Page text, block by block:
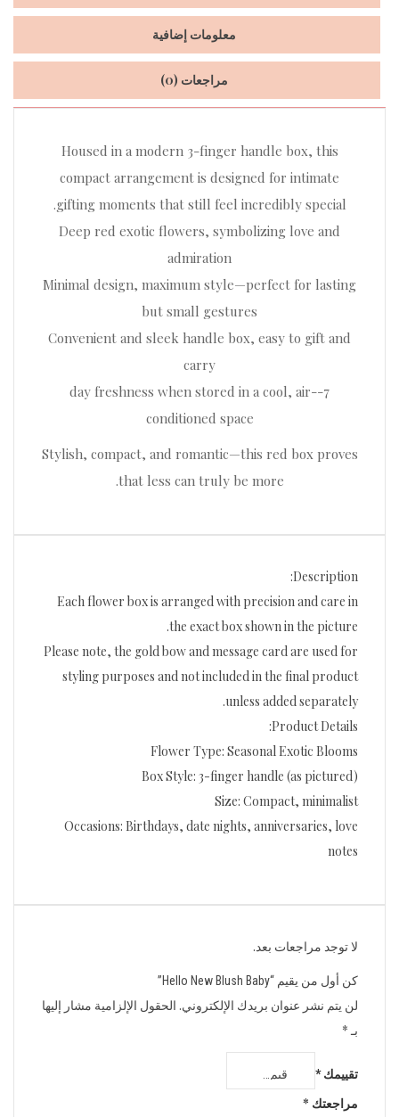
معلومات إضافية
مراجعات (0)
Housed in a modern 3-finger handle box, this
compact arrangement is designed for intimate
gifting moments that still feel incredibly special.
Deep red exotic flowers, symbolizing love and
admiration
Minimal design, maximum style—perfect for lasting
but small gestures
Convenient and sleek handle box, easy to gift and
carry
7-day freshness when stored in a cool, air-
conditioned space
Stylish, compact, and romantic—this red box proves
that less can truly be more.
Description:
Each flower box is arranged with precision and care in
the exact box shown in the picture.
Please note, the gold bow and message card are used for
styling purposes and not included in the final product
unless added separately.
Product Details:
Flower Type: Seasonal Exotic Blooms
Box Style: 3-finger handle (as pictured)
Size: Compact, minimalist
Occasions: Birthdays, date nights, anniversaries, love
notes
لا توجد مراجعات بعد.
كن أول من يقيم “Hello New Blush Baby”
لن يتم نشر عنوان بريدك الإلكتروني. الحقول الإلزامية مشار إليها
بـ*
تقييمك*
مراجعتك *